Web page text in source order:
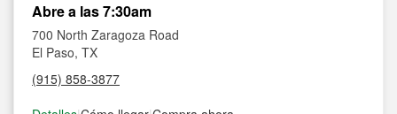
Abre a las 7:30am
700 North Zaragoza Road
El Paso, TX
(915) 858-3877